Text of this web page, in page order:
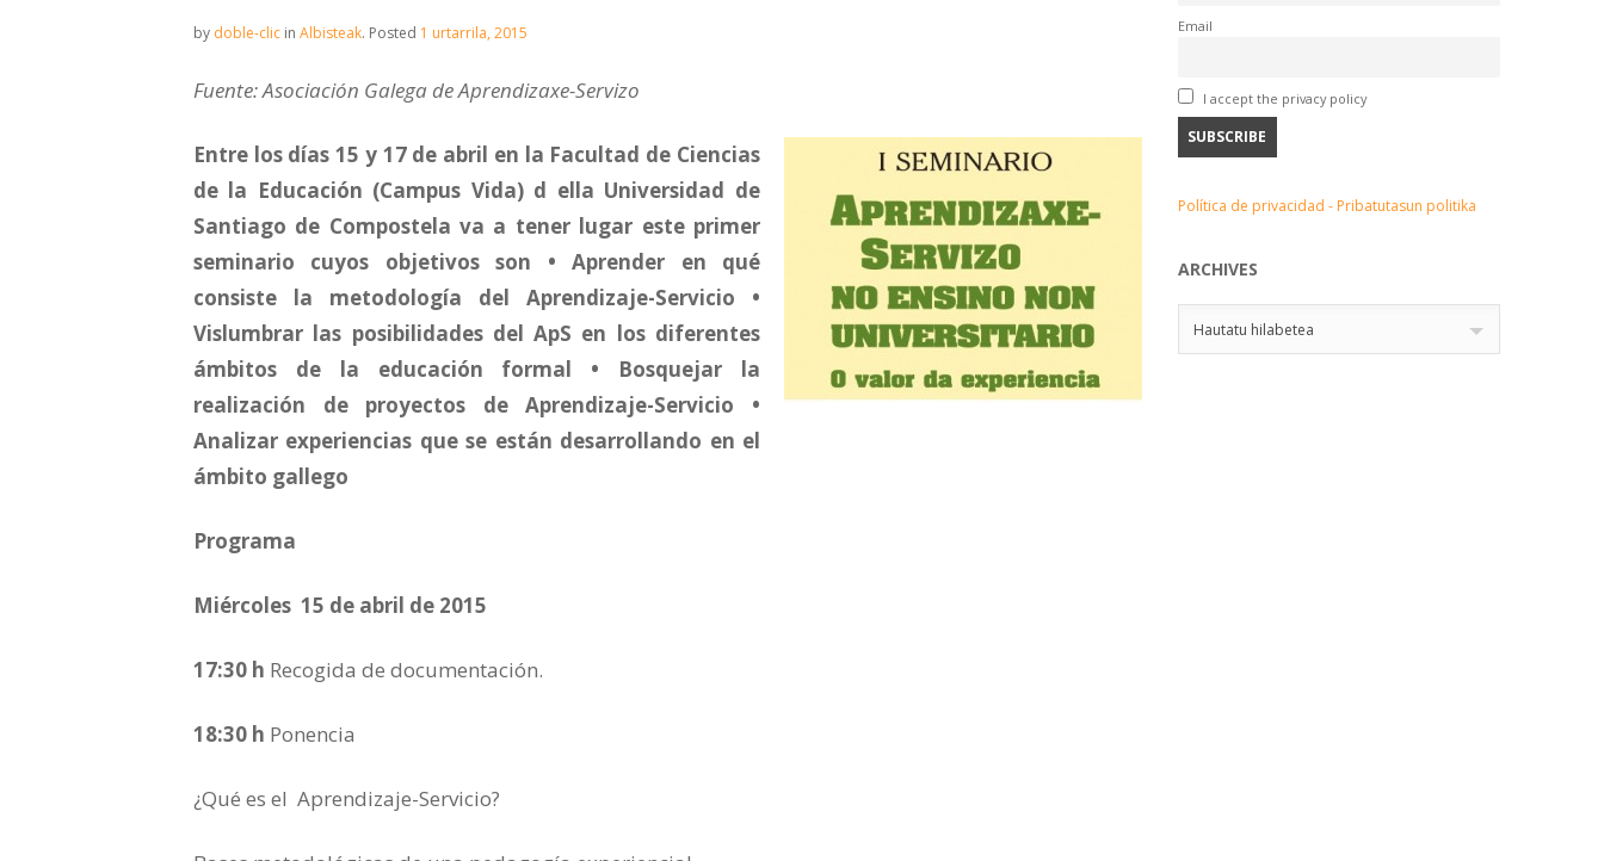
by doble-clic in Albisteak. Posted 1 urtarrila, 2015
Fuente: Asociación Galega de Aprendizaxe-Servizo
Entre los días 15 y 17 de abril en la Facultad de Ciencias
de la Educación (Campus Vida) d ella Universidad de
Santiago de Compostela va a tener lugar este primer
seminario cuyos objetivos son • Aprender en qué
consiste la metodología del Aprendizaje-Servicio •
Vislumbrar las posibilidades del ApS en los diferentes
ámbitos de la educación formal • Bosquejar la
realización de proyectos de Aprendizaje-Servicio •
Analizar experiencias que se están desarrollando en el
ámbito gallego
Programa
Miércoles 15 de abril de 2015
17:30 h Recogida de documentación.
18:30 h Ponencia
¿Qué es el Aprendizaje-Servicio?
Email
I accept the privacy policy
Política de privacidad - Pribatutasun politika
ARCHIVES
Hautatu hilabetea